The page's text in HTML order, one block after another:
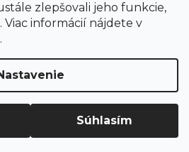
zlepšovali jeho funkcie,
informácií nájdete v
.
Súhlasím
Vytvoril Shoptet